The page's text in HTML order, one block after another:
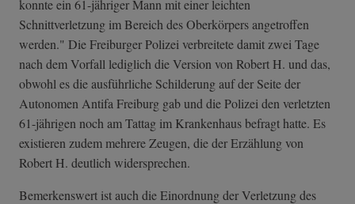
konnte ein 61-jähriger Mann mit einer leichten
Schnittverletzung im Bereich des Oberkörpers angetroffen
werden." Die Freiburger Polizei verbreitete damit zwei Tage
nach dem Vorfall lediglich die Version von Robert H. und das,
obwohl es die ausführliche Schilderung auf der Seite der
Autonomen Antifa Freiburg gab und die Polizei den verletzten
61-jährigen noch am Tattag im Krankenhaus befragt hatte. Es
existieren zudem mehrere Zeugen, die der Erzählung von
Robert H. deutlich widersprechen.
Bemerkenswert ist auch die Einordnung der Verletzung des